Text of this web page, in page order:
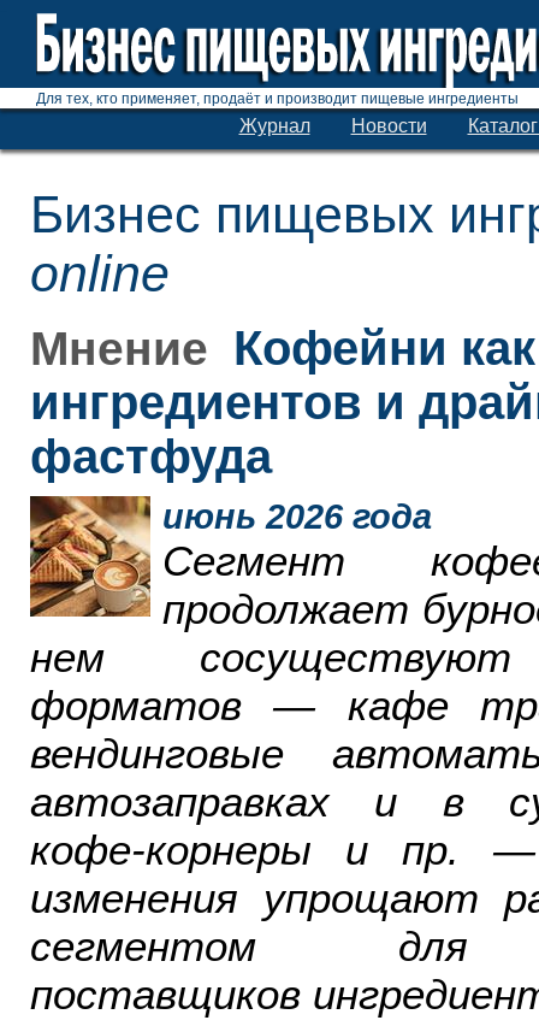
Для тех, кто применяет, продаёт и производит пищевые ингредиенты
Журнал Новости
Бизнес пищевых
online
Мнение Кофейни
ингредиентов и
фастфуда
июнь 2026 года
Сегмент
продолжает
нем
форматов — кафе
вендинговые
автозаправках и в
кофе-корнеры и пр.
изменения упрощают
сегментом для
поставщиков